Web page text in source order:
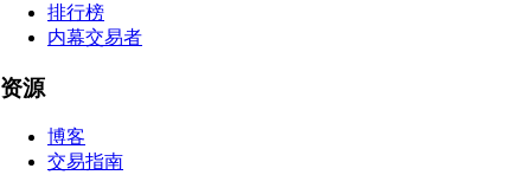
排行榜
内幕交易者
资源
博客
交易指南